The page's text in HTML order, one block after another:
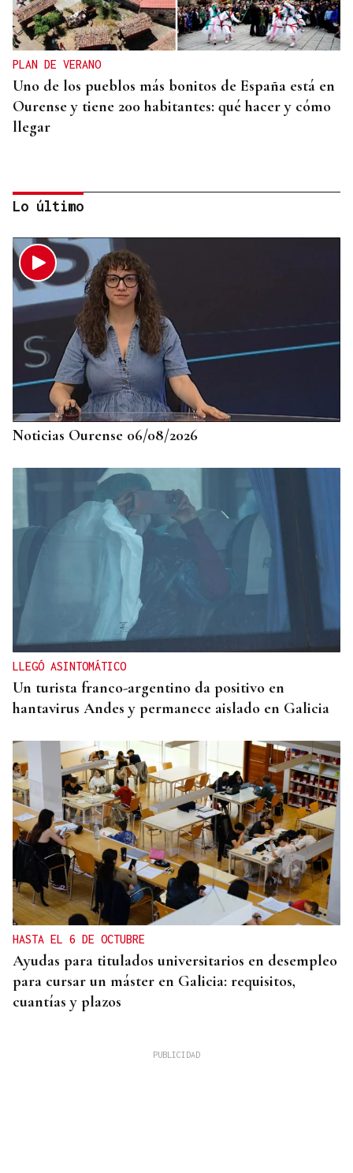
PLAN DE VERANO
Uno de los pueblos más bonitos de España está en
Ourense y tiene 200 habitantes: qué hacer y cómo
llegar
CREACIÓN DE VIVIENDA
2.000 casas vacías en Celanova y solo tres en
alquiler
Lo último
Noticias Ourense 06/08/2026
LLEGÓ ASINTOMÁTICO
Un turista franco-argentino da positivo en
hantavirus Andes y permanece aislado en Galicia
HASTA EL 6 DE OCTUBRE
Ayudas para titulados universitarios en desempleo
para cursar un máster en Galicia: requisitos,
cuantías y plazos